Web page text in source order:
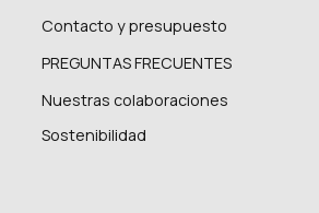
Contacto y presupuesto
PREGUNTAS FRECUENTES
Nuestras colaboraciones
Sostenibilidad